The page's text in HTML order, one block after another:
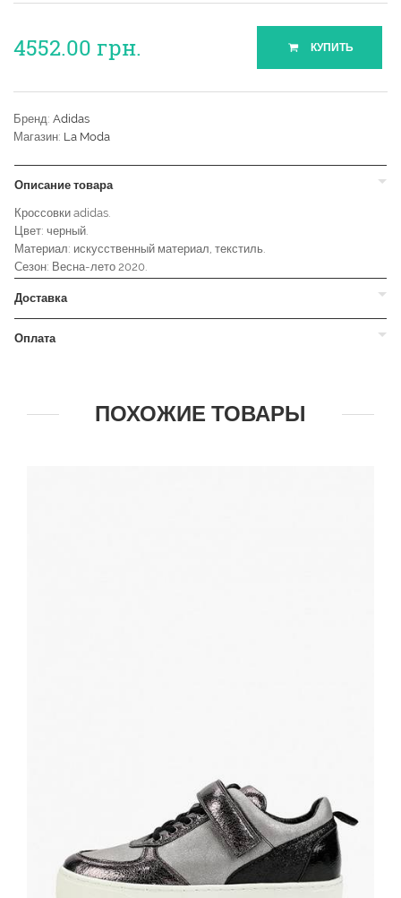
4552.00 грн. КУПИТЬ
Бренд: Adidas
Магазин: La Moda
Описание товара
Кроссовки adidas.
Цвет: черный.
Материал: искусственный материал, текстиль.
Сезон: Весна-лето 2020.
Доставка
Оплата
ПОХОЖИЕ ТОВАРЫ